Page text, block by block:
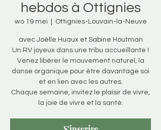
hebdos à Ottignies
wo 19 mei Ottignies-Louvain-la-Neuve
avec Joëlle Huaux et Sabine Houtman
Un RV joyeux dans une tribu accueillante !
Venez libérer le mouvement naturel, la
danse organique pour être davantage soi
et en lien avec les autres.
Chaque semaine, invitez le plaisir de vivre,
la joie de vivre et la santé.